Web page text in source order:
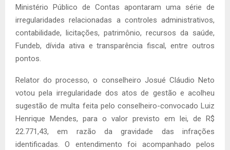
Ministério Público de Contas apontaram uma série de
irregularidades relacionadas a controles administrativos,
contabilidade, licitações, patrimônio, recursos da saúde,
Fundeb, dívida ativa e transparência fiscal, entre outros
pontos.
Relator do processo, o conselheiro Josué Cláudio Neto
votou pela irregularidade dos atos de gestão e acolheu
sugestão de multa feita pelo conselheiro-convocado Luiz
Henrique Mendes, para o valor previsto em lei, de R$
22.771,43, em razão da gravidade das infrações
identificadas. O entendimento foi acompanhado pelos